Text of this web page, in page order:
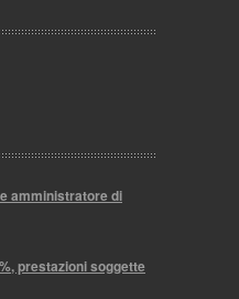
amministratore di
prestazioni soggette